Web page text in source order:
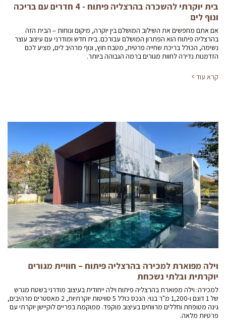
בית יוקרתי להשכרה בהרצליה פיתוח - 4 חדרים עם בריכה
ונוף לים
אם אתם מחפשים את השילוב המושלם בין יוקרה, מיקום ונוחות – הבית הזה
בהרצליה פיתוח הוא הפתרון המושלם עבורכם. בית חדש ומודרני עם עיצוב עוצר
נשימה, הכולל בריכת שחייה פרטית, מטבח חוץ, ונוף מרהיב לים, מציע לכם
הזדמנות נדירה לחוות מגורים ברמה הגבוהה ביותר.
קרא עוד
וילה מפוארת למכירה בהרצליה פיתוח – חוויית מגורים
יוקרתית ובלתי נשכחת
למכירה: וילה מפוארת בהרצליה פיתוח וילה ייחודית בעיצוב מודרני בשטח מגרש
של 1 דונם ו-1,200 מ"ר בנוי. הנכס כולל 5 סוויטות יוקרתיות, 2 מאסטרים מרהיבים,
גינה מטופחת וחללים מרווחים בעיצוב מוקפד. ממוקמת בפריים לוקיישן יוקרתי עם
פרטיות מלאה.